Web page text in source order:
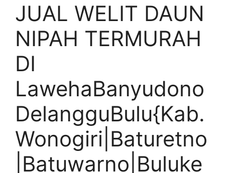
JUAL WELIT DAUN
NIPAH TERMURAH
DI
LawehaBanyudono
DelangguBulu{Kab.
Wonogiri|Baturetno
|Batuwarno|Buluke